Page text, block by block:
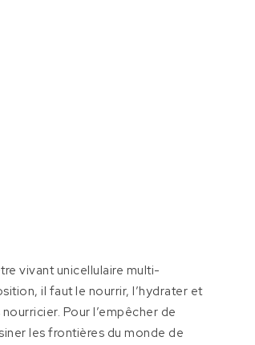
vivant unicellulaire multi-
il faut le nourrir, l’hydrater et
Pour l’empêcher de
les frontières du monde de